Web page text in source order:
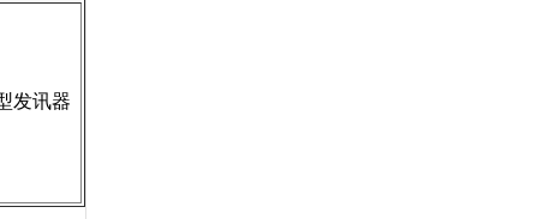
发讯器